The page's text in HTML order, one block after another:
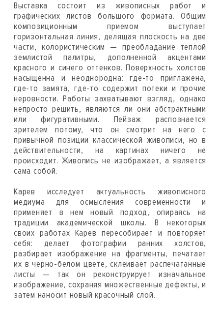
Выставка состоит из живописных работ и
графических листов большого формата. Общим
композиционным приемом выступает
горизонтальная линия, делящая плоскость на две
части, колористическим — преобладание теплой
землистой палитры, дополненной акцентами
красного и синего оттенков. Поверхность холстов
насыщенна и неоднородна: где-то приглажена,
где-то замята, где-то содержит потеки и прочие
неровности. Работы захватывают взгляд, однако
непросто решить, являются ли они абстрактными
или фигуративными. Пейзаж распознается
зрителем потому, что он смотрит на него с
привычной позиции классической живописи, но в
действительности, на картинах ничего не
происходит. Живопись не изображает, а является
сама собой.
Карев исследует актуальность живописного
медиума для осмысления современности и
применяет в нем новый подход, опираясь на
традиции академической школы. В некоторых
своих работах Карев пересобирает и повторяет
себя: делает фотографии ранних холстов,
разбирает изображение на фрагменты, печатает
их в черно-белом цвете, склеивает распечатанные
листы — так он реконструирует изначальное
изображение, сохраняя множественные дефекты, и
затем наносит новый красочный слой.